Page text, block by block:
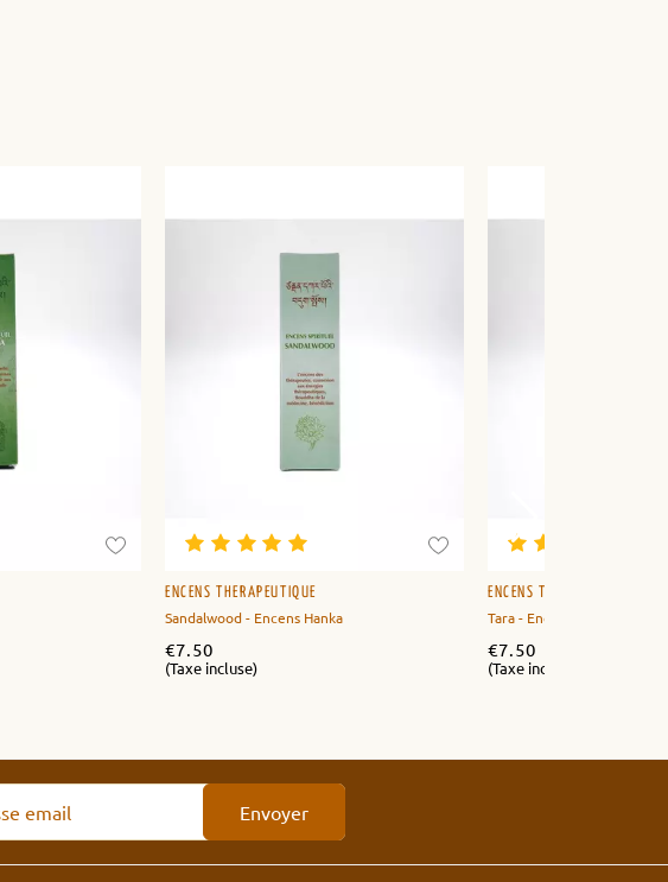
ENCENS THÉRAPEUTIQUE
Sandalwood - Encens Hanka
€7.50
(Taxe incluse)
ENCENS THÉRAPEUTIQUE
Tara - Encens Hanka
€7.50
(Taxe incluse)
Envoyer